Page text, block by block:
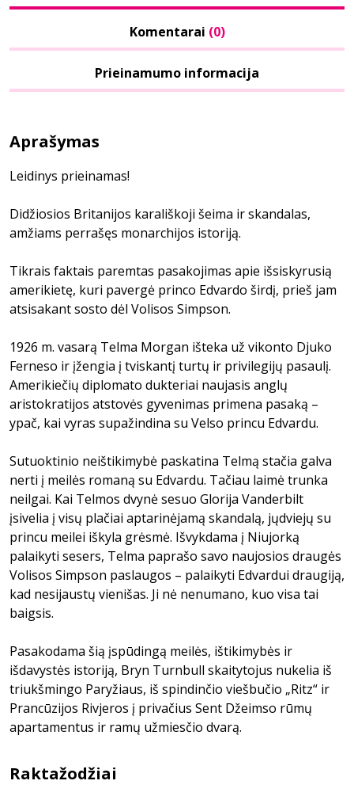
Komentarai (0)
Prieinamumo informacija
Aprašymas
Leidinys prieinamas!
Didžiosios Britanijos karališkoji šeima ir skandalas,
amžiams perrašęs monarchijos istoriją.
Tikrais faktais paremtas pasakojimas apie išsiskyrusią
amerikietę, kuri pavergė princo Edvardo širdį, prieš jam
atsisakant sosto dėl Volisos Simpson.
1926 m. vasarą Telma Morgan išteka už vikonto Djuko
Ferneso ir įžengia į tviskantį turtų ir privilegijų pasaulį.
Amerikiečių diplomato dukteriai naujasis anglų
aristokratijos atstovės gyvenimas primena pasaką –
ypač, kai vyras supažindina su Velso princu Edvardu.
Sutuoktinio neištikimybė paskatina Telmą stačia galva
nerti į meilės romaną su Edvardu. Tačiau laimė trunka
neilgai. Kai Telmos dvynė sesuo Glorija Vanderbilt
įsivelia į visų plačiai aptarinėjamą skandalą, jųdviejų su
princu meilei iškyla grėsmė. Išvykdama į Niujorką
palaikyti sesers, Telma paprašo savo naujosios draugės
Volisos Simpson paslaugos – palaikyti Edvardui draugiją,
kad nesijaustų vienišas. Ji nė nenumano, kuo visa tai
baigsis.
Pasakodama šią įspūdingą meilės, ištikimybės ir
išdavystės istoriją, Bryn Turnbull skaitytojus nukelia iš
triukšmingo Paryžiaus, iš spindinčio viešbučio „Ritz“ ir
Prancūzijos Rivjeros į privačius Sent Džeimso rūmų
apartamentus ir ramų užmiesčio dvarą.
Raktažodžiai